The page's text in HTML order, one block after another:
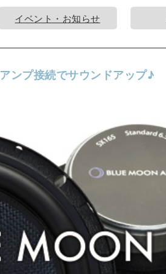
イベント・お知らせ
ンプ接続でサウンドアップ♪